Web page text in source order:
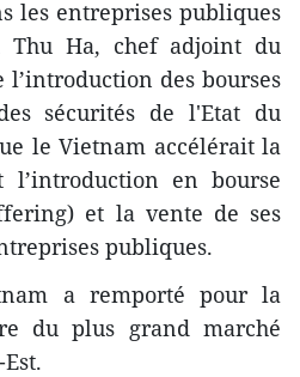
les entreprises publiques
Thu Ha, chef adjoint du
l’introduction des bourses
sécurités de l'Etat du
le Vietnam accélérait la
en bourse
et la vente de ses
publiques.
a remporté pour la
du plus grand marché